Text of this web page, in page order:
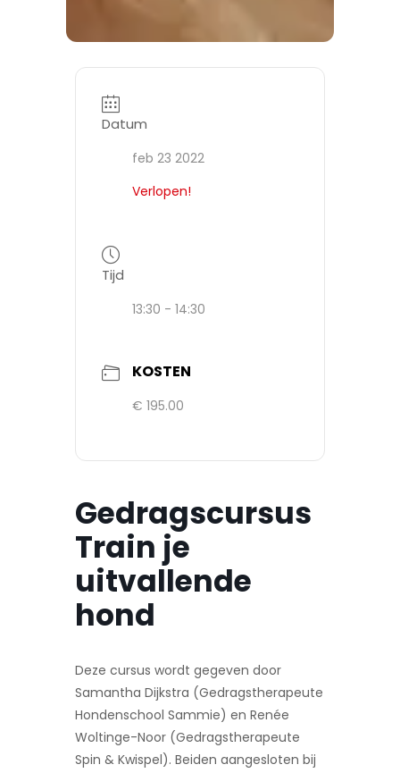
Datum
feb 23 2022
Verlopen!
Tijd
13:30 - 14:30
KOSTEN
€ 195.00
Gedragscursus
Train je
uitvallende
hond
Deze cursus wordt gegeven door
Samantha Dijkstra (Gedragstherapeute
Hondenschool Sammie) en Renée
Woltinge-Noor (Gedragstherapeute
Spin & Kwispel). Beiden aangesloten bij